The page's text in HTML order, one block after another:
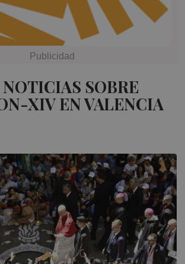
SOBRE
XIV EN VALENCIA